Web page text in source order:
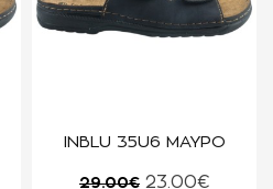
INBLU 35U6 ΜΑΥΡΟ
29.00€ 23.00€